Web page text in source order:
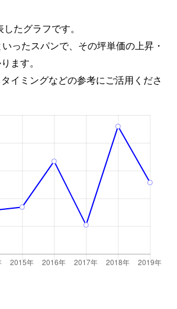
たグラフです。
ったスパンで、その坪単価の上昇・
ます。
イミングなどの参考にご活用くださ